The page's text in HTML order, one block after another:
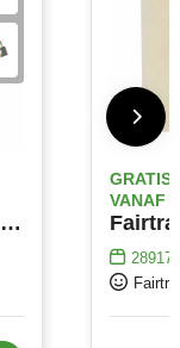
Fairtrade Katoenen Draagtas Met Lange Hengsels
GRATIS
VANAF
28917